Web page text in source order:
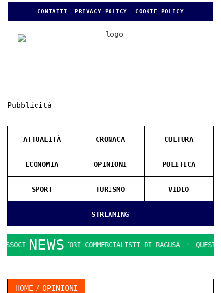
CONTATTI PRIVACY POLICY COOKIE POLICY
Pubblicità
STREAMING
ATTUALITÀ CRONACA CULTURA
ECONOMIA OPINIONI POLITICA
SPORT TURISMO VIDEO
NEWS
DOTTORI COMMERCIALISTI DI RAGUSA
HOME OPINIONI